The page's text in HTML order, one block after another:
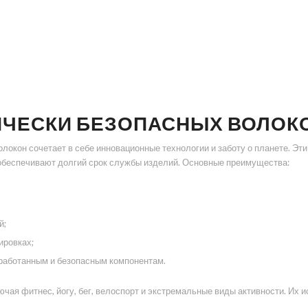
БЕЗОПАСНЫХ
сочетает в себе инновационные технологии и заботу о планете.
долгий срок службы изделий. Основные преимущества:
и безопасным компонентам.
фитнес, йогу, бег, велоспорт и экстремальные виды активности. Их